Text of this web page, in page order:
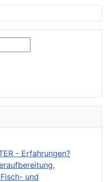
- Erfahrungen?
und